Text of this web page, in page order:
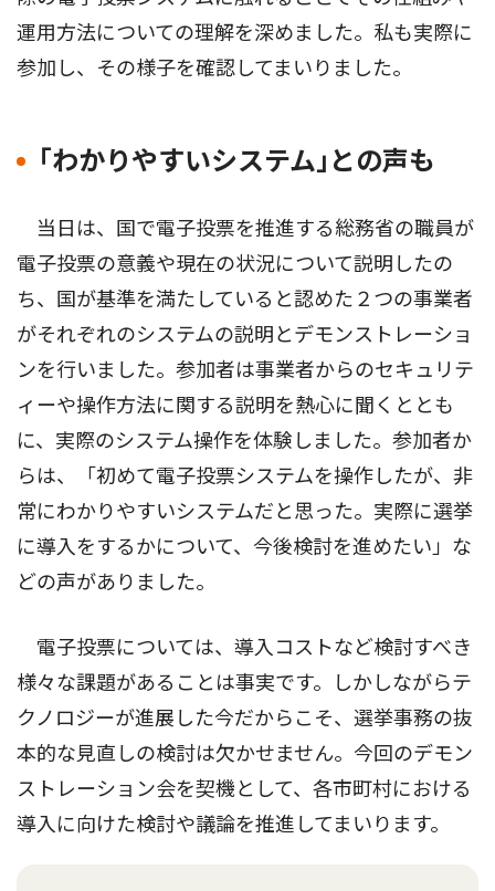
運用方法についての理解を深めました。私も実際に
参加し、その様子を確認してまいりました。
｢わかりやすいシステム｣との声も
当日は、国で電子投票を推進する総務省の職員が
電子投票の意義や現在の状況について説明したの
ち、国が基準を満たしていると認めた２つの事業者
がそれぞれのシステムの説明とデモンストレーショ
ンを行いました。参加者は事業者からのセキュリテ
ィーや操作方法に関する説明を熱心に聞くととも
に、実際のシステム操作を体験しました。参加者か
らは、「初めて電子投票システムを操作したが、非
常にわかりやすいシステムだと思った。実際に選挙
に導入をするかについて、今後検討を進めたい」な
どの声がありました。
電子投票については、導入コストなど検討すべき
様々な課題があることは事実です。しかしながらテ
クノロジーが進展した今だからこそ、選挙事務の抜
本的な見直しの検討は欠かせません。今回のデモン
ストレーション会を契機として、各市町村における
導入に向けた検討や議論を推進してまいります。